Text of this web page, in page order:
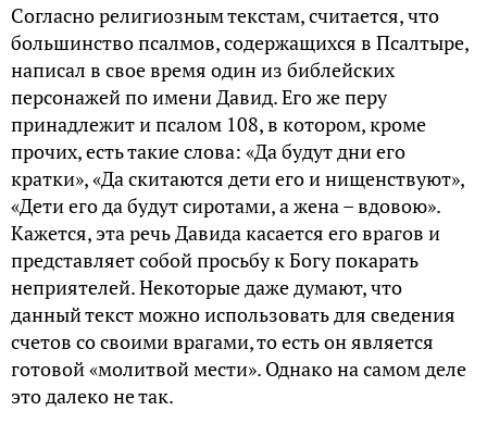
Согласно религиозным текстам, считается, что
большинство псалмов, содержащихся в Псалтыре,
написал в свое время один из библейских
персонажей по имени Давид. Его же перу
принадлежит и псалом 108, в котором, кроме
прочих, есть такие слова: «Да будут дни его
кратки», «Да скитаются дети его и нищенствуют»,
«Дети его да будут сиротами, а жена – вдовою».
Кажется, эта речь Давида касается его врагов и
представляет собой просьбу к Богу покарать
неприятелей. Некоторые даже думают, что
данный текст можно использовать для сведения
счетов со своими врагами, то есть он является
готовой «молитвой мести». Однако на самом деле
это далеко не так.